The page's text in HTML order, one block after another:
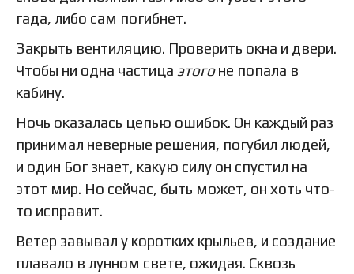
гада, либо сам погибнет.
Закрыть вентиляцию. Проверить окна и двери.
Чтобы ни одна частица этогоне попала в
кабину.
Ночь оказалась цепью ошибок. Он каждый раз
принимал неверные решения, погубил людей,
и один Бог знает, какую силу он спустил на
этот мир. Но сейчас, быть может, он хоть что-
то исправит.
Ветер завывал у коротких крыльев, и создание
плавало в лунном свете, ожидая. Сквозь